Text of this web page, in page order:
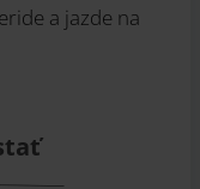
a jazde na